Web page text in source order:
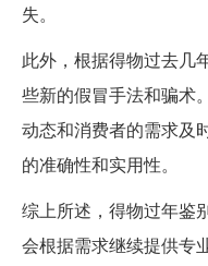
失。
此外，根据得物过去几
些新的假冒手法和骗术
动态和消费者的需求及
的准确性和实用性。
综上所述，得物过年鉴
会根据需求继续提供专